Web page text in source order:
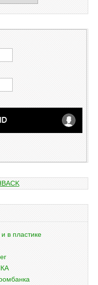
в пластике